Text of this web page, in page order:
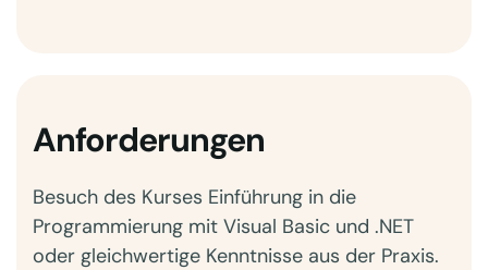
Anforderungen
Besuch des Kurses Einführung in die
Programmierung mit Visual Basic und .NET
oder gleichwertige Kenntnisse aus der Praxis.